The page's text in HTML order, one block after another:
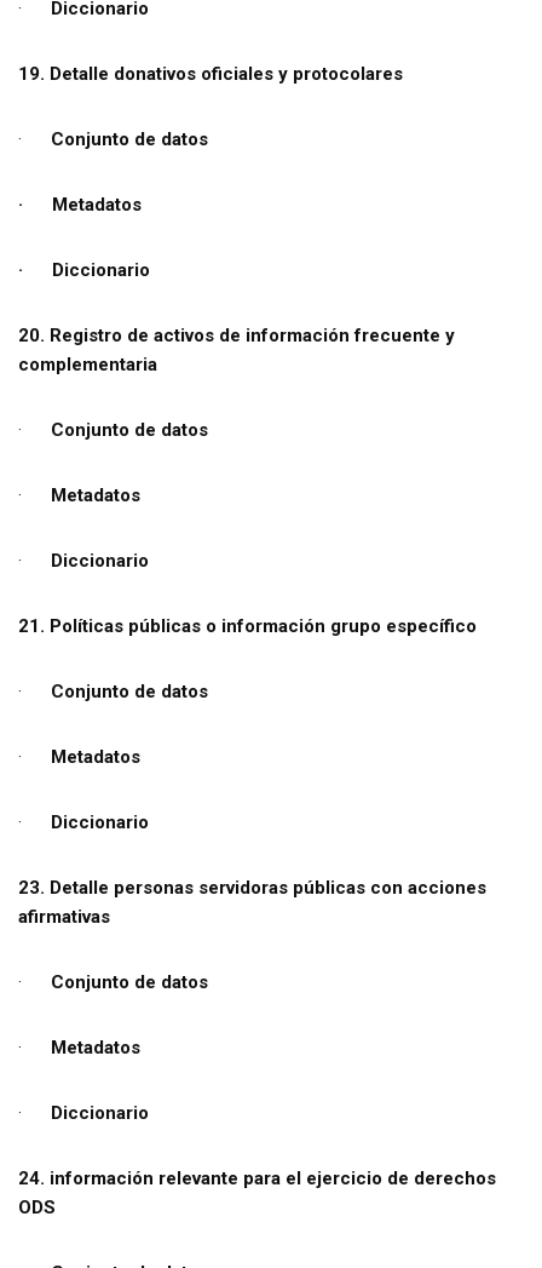
· Diccionario
19. Detalle donativos oficiales y protocolares
· Conjunto de datos
· Metadatos
· Diccionario
20. Registro de activos de información frecuente y
complementaria
· Conjunto de datos
· Metadatos
· Diccionario
21. Políticas públicas o información grupo específico
· Conjunto de datos
· Metadatos
· Diccionario
23. Detalle personas servidoras públicas con acciones
afirmativas
· Conjunto de datos
· Metadatos
· Diccionario
24. información relevante para el ejercicio de derechos
ODS